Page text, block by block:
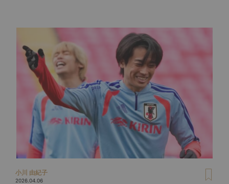
小川 由紀子
2026.04.06